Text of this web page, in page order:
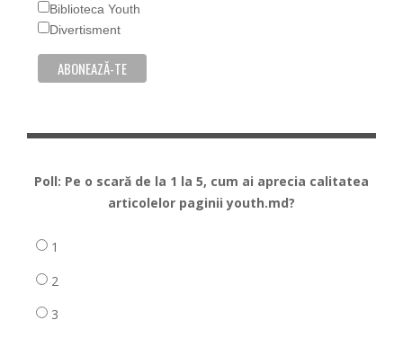
Biblioteca Youth
Divertisment
Poll: Pe o scară de la 1 la 5, cum ai aprecia calitatea
articolelor paginii youth.md?
1
2
3